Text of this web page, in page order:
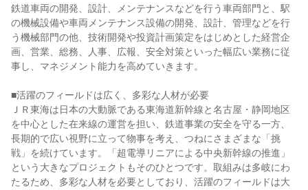
鉄道⾞両の開発、設計、メンテナンスなどを⾏う⾞両部⾨と、駅
の機械設備や⾞両メンテナンス設備の開発、設計、管理などを⾏
う機械部⾨の他、技術開発や投資計画策定をはじめとした経営企
画、営業、総務、人事、広報、安全対策といった幅広い業務に従
事し、マネジメント能力を高めていきます。
■活躍のフィールドは広く、多彩な人材が必要
ＪＲ東海は日本の大動脈である東海道新幹線と名古屋・静岡地区
を中心とした在来線の運営を担い、鉄道事業の安全を守る一方、
長期的で広い視野に立って物事を考え、つねにさまざまな「挑
戦」を続けています。「超電導リニアによる中央新幹線の推進」
という大きなプロジェクトもそのひとつです。取組みは多岐にわ
たるため、多彩な人材を必要としており、活躍のフィールドは大